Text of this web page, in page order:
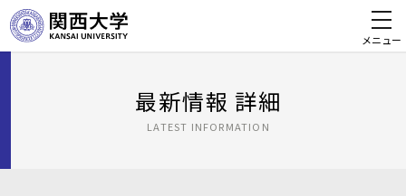
メニュー
最新情報 詳細
LATEST INFORMATION